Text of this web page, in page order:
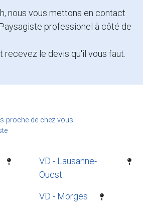
nous vous mettons en contact
professionel à côté de
recevez le devis qu'il vous faut.
proche de chez vous
VD - Lausanne-
Ouest
VD - Morges